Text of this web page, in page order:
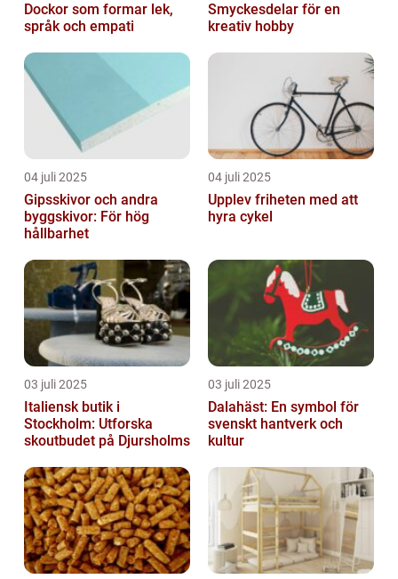
Dockor som formar lek,
språk och empati
Smyckesdelar för en
kreativ hobby
04 juli 2025
Gipsskivor och andra
byggskivor: För hög
hållbarhet
04 juli 2025
Upplev friheten med att
hyra cykel
03 juli 2025
Italiensk butik i
Stockholm: Utforska
skoutbudet på Djursholms
03 juli 2025
Dalahäst: En symbol för
svenskt hantverk och
kultur